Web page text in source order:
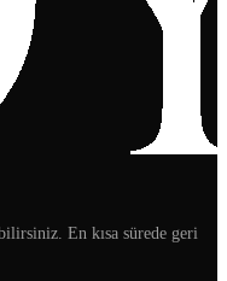
En kısa sürede geri